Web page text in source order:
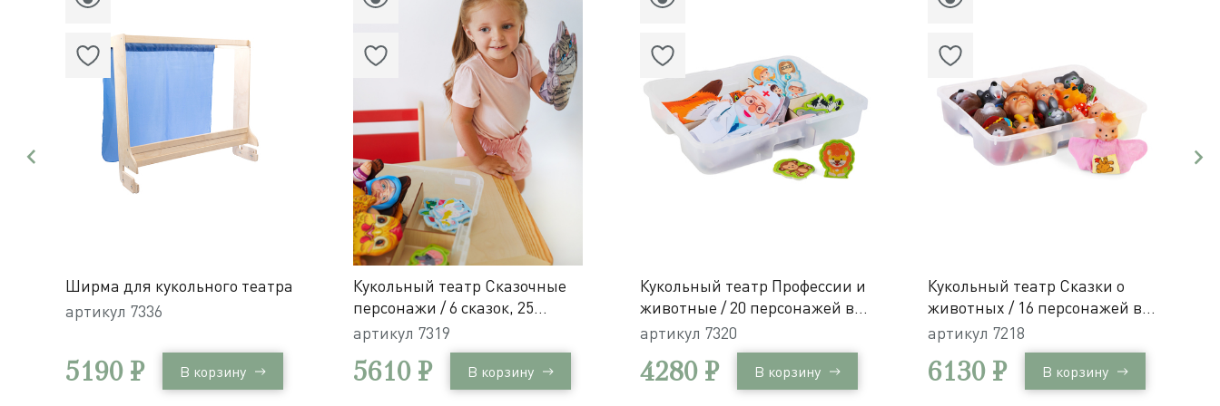
Ширма для кукольного театра
артикул 7336
5190 ₽ В корзину
Кукольный театр Сказочные
персонажи / 6 сказок, 25
персонажей в системе
хранения Игротека
артикул 7319
5610 ₽ В корзину
Кукольный театр Профессии и
животные / 20 персонажей в
системе хранения Игротека
артикул 7320
4280 ₽ В корзину
Кукольный театр Сказки о
животных / 16 персонажей в
системе хранения Игротека
артикул 7218
6130 ₽ В корзину